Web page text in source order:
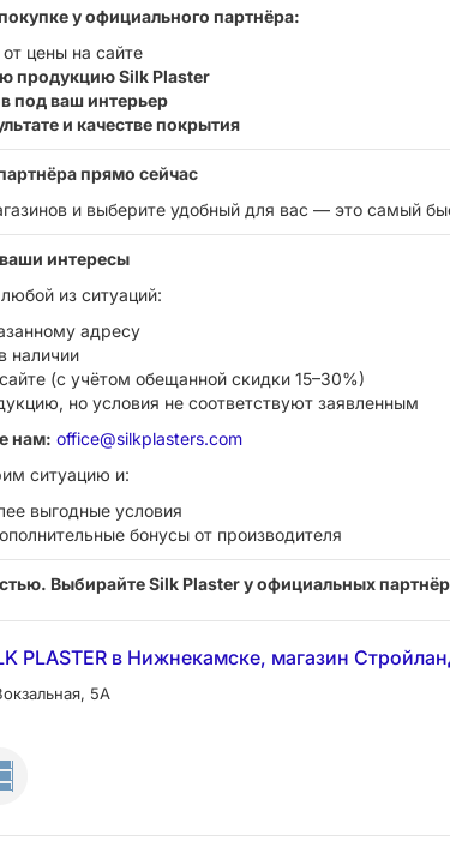
у официального партнёра:
от цены на сайте
продукцию Silk Plaster
под ваш интерьер
и качестве покрытия
прямо сейчас
и выберите удобный для вас — это самый
интересы
из ситуаций:
адресу
наличии
(с учётом обещанной скидки 15–30%)
но условия не соответствуют заявленным
нам: office@silkplasters.com
ситуацию и:
выгодные условия
бонусы от производителя
Выбирайте Silk Plaster у официальных
PLASTER в Нижнекамске, магазин
5А